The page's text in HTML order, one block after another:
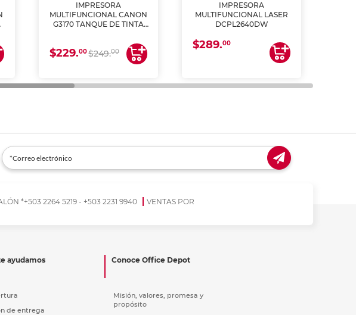
IMPRESORA
MULTIFUNCIONAL CANON
G3170 TANQUE DE TINTA
$229.00$249.00
IMPRESORA
MULTIFUNCIONAL LASER
DCPL2640DW
$289.00
*+503 2264 5219 - +503 2231 9940
VENTAS POR
ayudamos
de entrega
Conoce Office Depot
Misión, valores, promesa y
propósito